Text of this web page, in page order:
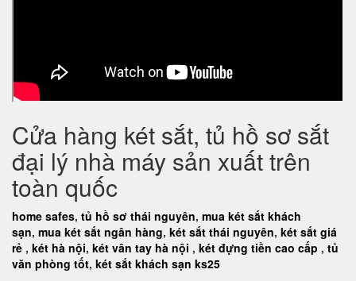
Cửa hàng két sắt, tủ hồ sơ sắt
đại lý nhà máy sản xuất trên
toàn quốc
home safes, tủ hồ sơ thái nguyên, mua két sắt khách
sạn, mua két sắt ngân hàng, két sắt thái nguyên, két sắt giá
rẻ , két hà nội, két vân tay hà nội , két đựng tiền cao cấp , tủ
văn phòng tốt, két sắt khách sạn ks25